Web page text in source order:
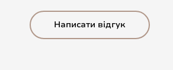
Написати відгук